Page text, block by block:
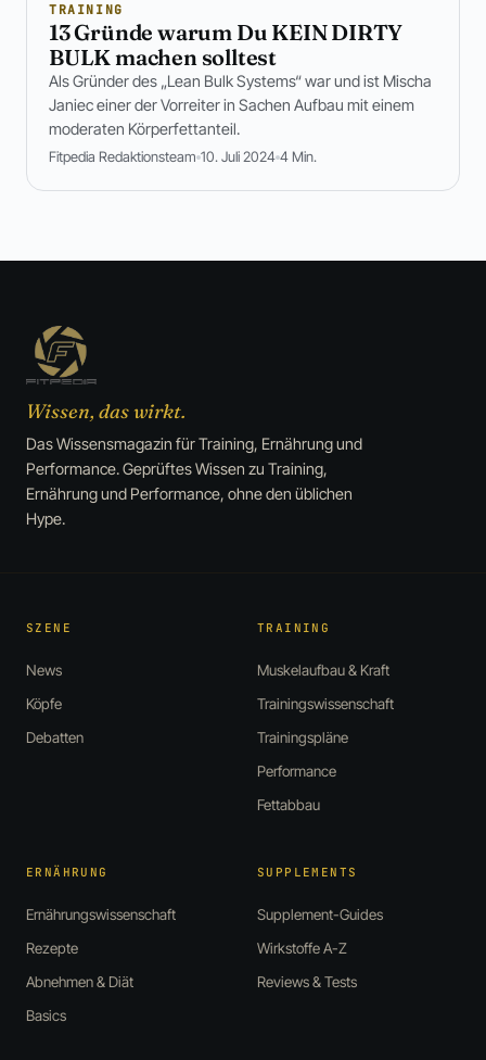
TRAINING
13 Gründe warum Du KEIN DIRTY
BULK machen solltest
Als Gründer des „Lean Bulk Systems“ war und ist Mischa
Janiec einer der Vorreiter in Sachen Aufbau mit einem
moderaten Körperfettanteil.
Fitpedia Redaktionsteam 10. Juli 2024 4 Min.
Wissen, das wirkt.
Das Wissensmagazin für Training, Ernährung und
Performance. Geprüftes Wissen zu Training,
Ernährung und Performance, ohne den üblichen
Hype.
SZENE
News
Köpfe
Debatten
TRAINING
Muskelaufbau & Kraft
Trainingswissenschaft
Trainingspläne
Performance
Fettabbau
ERNÄHRUNG
Ernährungswissenschaft
Rezepte
Abnehmen & Diät
Basics
SUPPLEMENTS
Supplement-Guides
Wirkstoffe A-Z
Reviews & Tests